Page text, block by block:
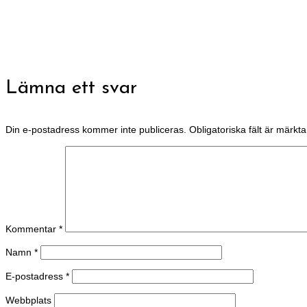
Lämna ett svar
Din e-postadress kommer inte publiceras. Obligatoriska fält är
Kommentar *
Namn *
E-postadress *
Webbplats